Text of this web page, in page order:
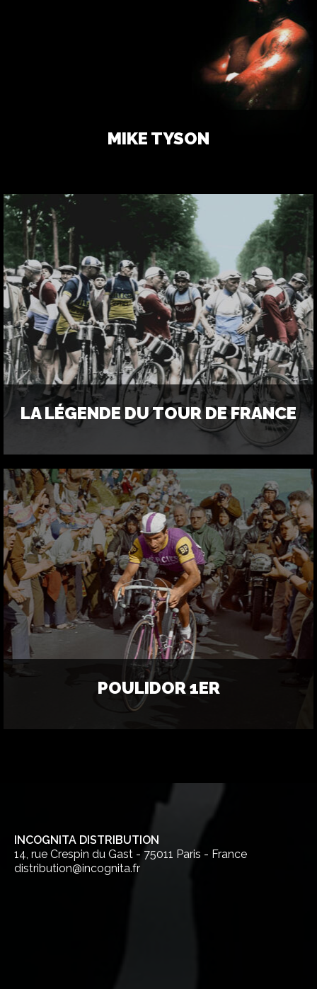
MIKE TYSON
LA LÉGENDE DU TOUR DE FRANCE
POULIDOR 1ER
INCOGNITA DISTRIBUTION
14, rue Crespin du Gast - 75011 Paris - France
distribution@incognita.fr